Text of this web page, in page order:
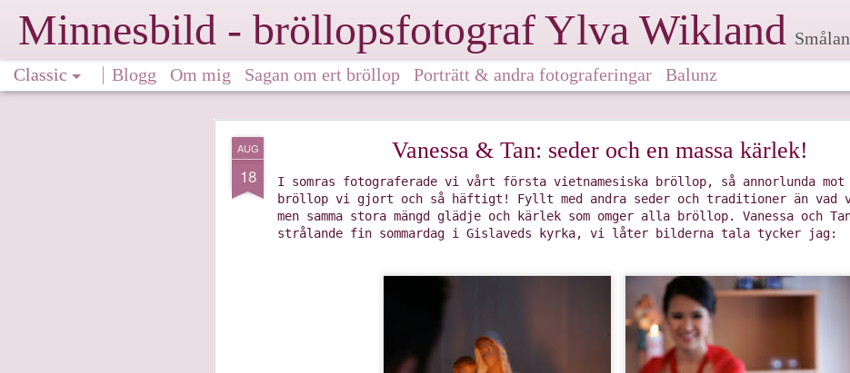
AUG
18
Vanessa & Tan: seder och en massa kärlek!
I somras fotograferade vi vårt första vietnamesiska bröllop, så annorlunda
bröllop vi gjort och så häftigt! Fyllt med andra seder och traditioner än vad
men samma stora mängd glädje och kärlek som omger alla bröllop. Vanessa och
strålande fin sommardag i Gislaveds kyrka, vi låter bilderna tala tycker jag:
Minnesbild - bröllopsfotograf Ylva Wikland Smålandsbaserad fotograf
Classic
Blogg Om mig Sagan om ert bröllop Porträtt & andra fotograferingar Balunz
Beatrice och Robin - några första bilder!
I lördags fotade vi bröllop. Här är några första bilder på Beatrice och
snart! 😍